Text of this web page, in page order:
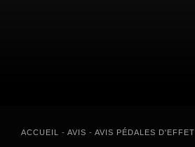
ACCUEIL - AVIS - AVIS PÉDALES D'EFFET